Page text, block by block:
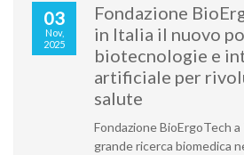
03
Nov,
2025
Fondazione
in Italia il nuovo
biotecnologie e
artificiale per
salute
Fondazione BioErgoTech
grande ricerca biomedica